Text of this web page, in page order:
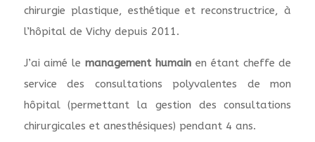
chirurgie plastique, esthétique et reconstructrice, à
l’hôpital de Vichy depuis 2011.
J’ai aimé lemanagement humain en étant cheffe de
service des consultations polyvalentes de mon
hôpital (permettant la gestion des consultations
chirurgicales et anesthésiques) pendant 4 ans.